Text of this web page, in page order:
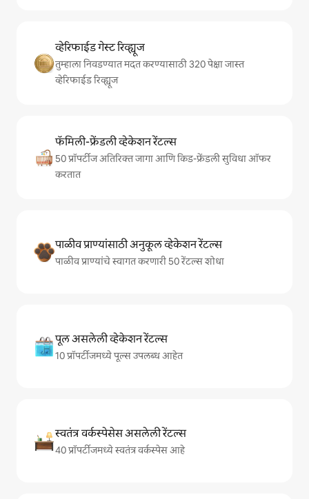
व्हेरिफाईड गेस्ट रिव्ह्यूज
तुम्हाला निवडण्यात मदत करण्यासाठी 320 पेक्षा जास्त
व्हेरिफाईड रिव्ह्यूज
फॅमिली-फ्रेंडली व्हेकेशन रेंटल्स
50 प्रॉपर्टीज अतिरिक्त जागा आणि किड-फ्रेंडली सुविधा ऑफर
करतात
पाळीव प्राण्यांसाठी अनुकूल व्हेकेशन रेंटल्स
पाळीव प्राण्यांचे स्वागत करणारी 50 रेंटल्स शोधा
पूल असलेली व्हेकेशन रेंटल्स
10 प्रॉपर्टीजमध्ये पूल्स उपलब्ध आहेत
स्वतंत्र वर्कस्पेसेस असलेली रेंटल्स
40 प्रॉपर्टीजमध्ये स्वतंत्र वर्कस्पेस आहे